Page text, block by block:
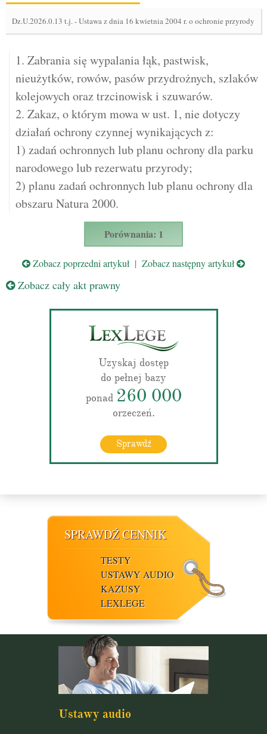
Dz.U.2026.0.13 t.j.-Ustawa z dnia 16 kwietnia 2004 r. o ochronie przyrody
1. Zabrania się wypalania łąk, pastwisk,
nieużytków, rowów, pasów przydrożnych, szlaków
kolejowych oraz trzcinowisk i szuwarów.
2. Zakaz, o którym mowa w ust. 1, nie dotyczy
działań ochrony czynnej wynikających z:
1) zadań ochronnych lub planu ochrony dla parku
narodowego lub rezerwatu przyrody;
2) planu zadań ochronnych lub planu ochrony dla
obszaru Natura 2000.
Porównania: 1
Zobacz poprzedni artykuł | Zobacz następny artykuł
Zobacz cały akt prawny
Uzyskaj dostęp
do pełnej bazy
ponad 260 000
orzeczeń.
Sprawdź
SPRAWDŹ CENNIK
TESTY
USTAWY AUDIO
KAZUSY
LEXLEGE
Ustawy audio